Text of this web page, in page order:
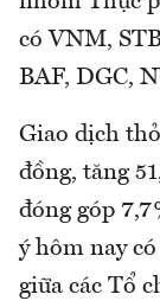
có VNM,
BAF, DGC,
Giao dịch
đồng, tăng
đóng góp
ý hôm nay
giữa các Tổ